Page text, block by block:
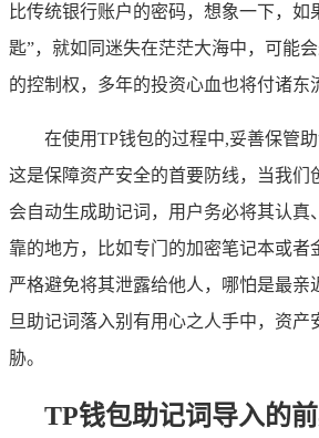
比传统银行账户的密码，想象一下，如
匙”，就如同迷失在茫茫大海中，可能
的控制权，多年的投资心血也将付诸东
在使用TP钱包的过程中,妥善保管
这是保障资产安全的首要防线，当我们
会自动生成助记词，用户务必将其认真
靠的地方，比如专门的加密笔记本或者
严格避免将其泄露给他人，哪怕是最亲
旦助记词落入别有用心之人手中，资产
胁。
TP钱包助记词导入的